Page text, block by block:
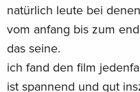
natürlich leute bei
vom anfang bis zum
das seine.
ich fand den film
ist spannend und gut